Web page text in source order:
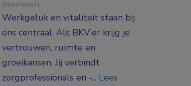
(Intermediair)
Werkgeluk en vitaliteit staan bij
ons centraal. Als BKV'er krijg je
vertrouwen, ruimte en
groeikansen. Jij verbindt
zorgprofessionals en -... Lees